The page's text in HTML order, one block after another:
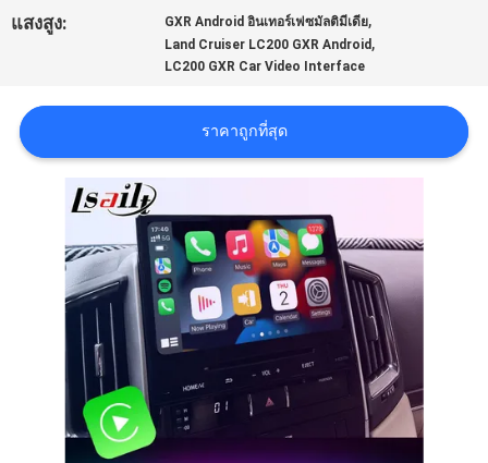
คดี
แผนผัง
เว็บไซต์
PRIVACY
POLICY
แสงสูง: GXR Android อินเทอร์เฟซมัลติมีเดีย,
Land Cruiser LC200 GXR Android ,
LC200 GXR Car Video Interface
ราคาถูกที่สุด